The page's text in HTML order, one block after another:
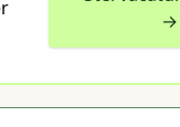
→